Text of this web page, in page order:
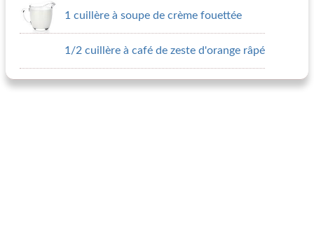
1 cuillère à soupe de crème fouettée
1/2 cuillère à café de zeste d'orange râpé